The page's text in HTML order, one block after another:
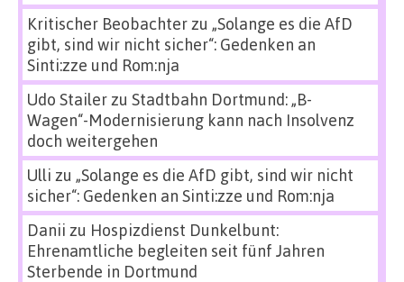
Kritischer Beobachterzu „Solange es die AfD
gibt, sind wir nicht sicher“: Gedenken an
Sinti:zze und Rom:nja
Udo Stailerzu Stadtbahn Dortmund: „B-
Wagen“-Modernisierung kann nach Insolvenz
doch weitergehen
Ulli zu „Solange es die AfD gibt, sind wir nicht
sicher“: Gedenken an Sinti:zze und Rom:nja
Danii zu Hospizdienst Dunkelbunt:
Ehrenamtliche begleiten seit fünf Jahren
Sterbende in Dortmund